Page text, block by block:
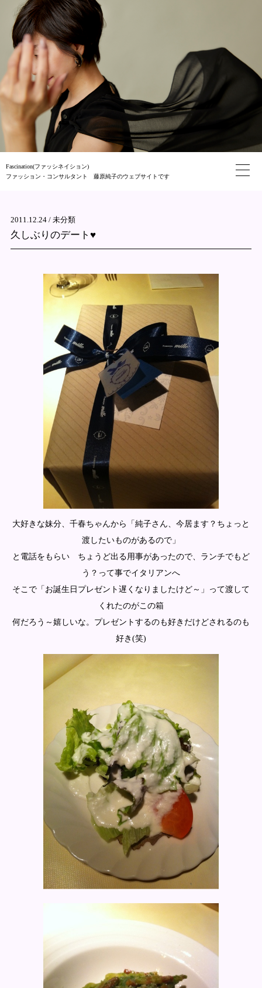
Fascination(ファッシネイション)
ファッション・コンサルタント 藤原純子のウェブサイトです
2011.12.24 / 未分類
久しぶりのデート♥
大好きな妹分、千春ちゃんから「純子さん、今居ます？ちょっと
渡したいものがあるので」
と電話をもらい ちょうど出る用事があったので、ランチでもど
う？って事でイタリアンへ
そこで「お誕生日プレゼント遅くなりましたけど～」って渡して
くれたのがこの箱
何だろう～嬉しいな。プレゼントするのも好きだけどされるのも
好き(笑)